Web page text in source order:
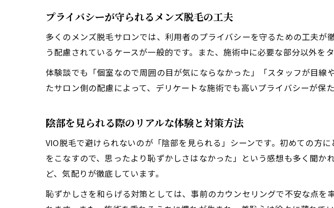
プライバシーが守られるメンズ脱毛の工夫
多くのメンズ脱毛サロンでは、利用者のプライバシーを守るための工夫
う配慮されているケースが一般的です。また、施術中に必要な部分以外を
体験談でも「個室なので周囲の目が気にならなかった」「スタッフが目
たサロン側の配慮によって、デリケートな施術でも高いプライバシーが保
陰部を見られる際のリアルな体験と対策方法
VIO脱毛で避けられないのが「陰部を見られる」シーンです。初めての方
をこなすので、思ったより恥ずかしさはなかった」という感想も多く聞
ど、気配りが徹底しています。
恥ずかしさを和らげる対策としては、事前のカウンセリングで不安な点